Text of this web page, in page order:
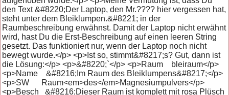
den Text &#8220;Der Laptop, den Mr.???? hier vergessen hat,
steht unter dem Bleiklumpen.&#8221; in der
Raumbeschreibung erwähnst. Damit der Laptop nicht erwähnt
wird, hast Du die Erst-Beschreibung auf einen leeren String
gesetzt. Das funktioniert nur, wenn der Laptop noch nicht
bewegt wurde.</p> <p>Ist so, stimmt&#8217;s? Gut, dann ist
die Lösung:</p> <p>&#8220;`</p> <p>Raum bleiraum</p>
<p>Name &#8216;Im Raum des Bleiklumpens&#8217;</p>
<p>SW Raum<em>des</em>Magnesiumpulvers</p>
<p>Besch &#8216;Dieser Raum ist komplett mit rosa Plüsch